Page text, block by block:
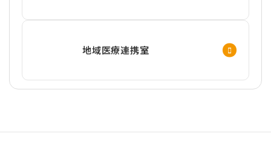
地域医療連携室